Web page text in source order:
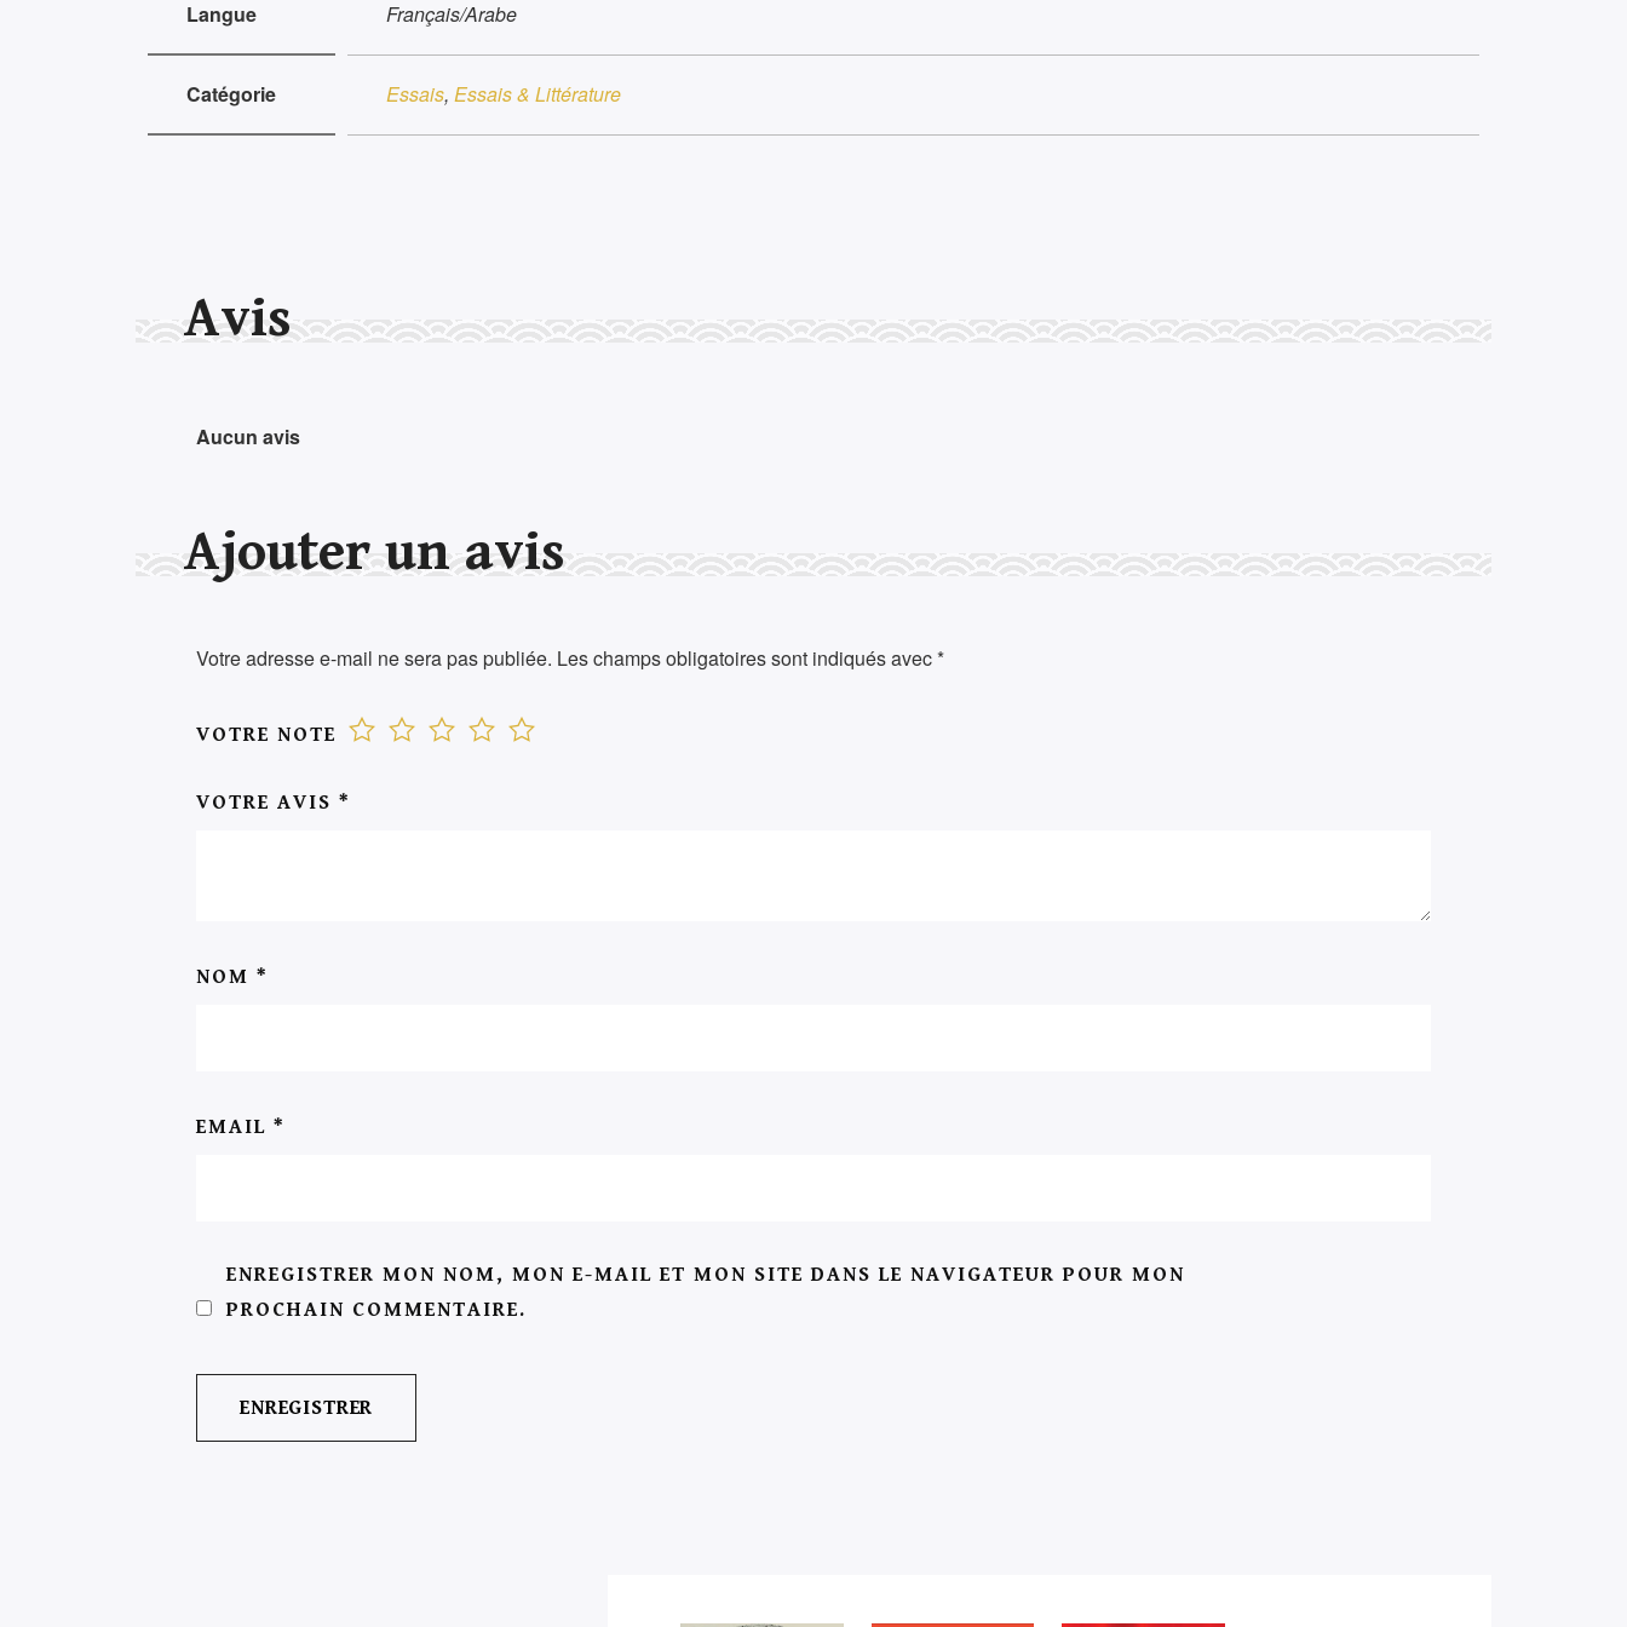
Langue Français/Arabe
Catégorie Essais, Essais & Littérature
Avis
Aucun avis
Ajouter un avis
Votre adresse e-mail ne sera pas publiée. Les champs obligatoires sont indiqués avec*
VOTRE NOTE
VOTRE AVIS *
NOM *
EMAIL *
ENREGISTRER MON NOM, MON E-MAIL ET MON SITE DANS LE NAVIGATEUR POUR MON
PROCHAIN COMMENTAIRE.